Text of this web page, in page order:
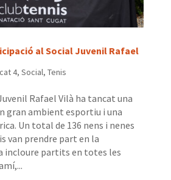
al Social Juvenil Rafael
4, Social, Tenis
Rafael Vilà ha tancat una
gran ambient esportiu i una
Un total de 136 nens i nenes
van prendre part en la
incloure partits en totes les